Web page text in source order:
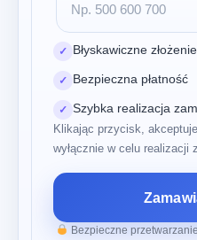
✓ Błyskawiczne
✓ Bezpieczna płatność
✓ Szybka realizacja
Klikając przycisk,
wyłącznie w celu realizacji
Bezpieczne